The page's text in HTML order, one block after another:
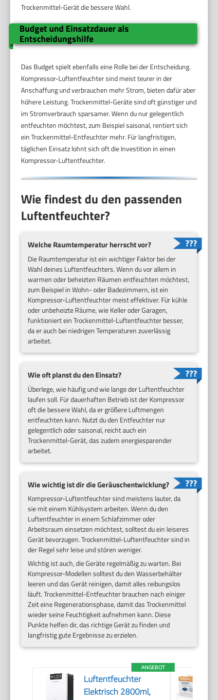
Trockenmittel-Gerät die bessere Wahl.
Budget und Einsatzdauer als
Entscheidungshilfe
Das Budget spielt ebenfalls eine Rolle bei der Entscheidung.
Kompressor-Luftentfeuchter sind meist teurer in der
Anschaffung und verbrauchen mehr Strom, bieten dafür aber
höhere Leistung. Trockenmittel-Geräte sind oft günstiger und
im Stromverbrauch sparsamer. Wenn du nur gelegentlich
entfeuchten möchtest, zum Beispiel saisonal, rentiert sich
ein Trockenmittel-Entfeuchter mehr. Für langfristigen,
täglichen Einsatz lohnt sich oft die Investition in einen
Kompressor-Luftentfeuchter.
Wie findest du den passenden
Luftentfeuchter?
Welche Raumtemperatur herrscht vor?
Die Raumtemperatur ist ein wichtiger Faktor bei der
Wahl deines Luftentfeuchters. Wenn du vor allem in
warmen oder beheizten Räumen entfeuchten möchtest,
zum Beispiel in Wohn- oder Badezimmern, ist ein
Kompressor-Luftentfeuchter meist effektiver. Für kühle
oder unbeheizte Räume, wie Keller oder Garagen,
funktioniert ein Trockenmittel-Luftentfeuchter besser,
da er auch bei niedrigen Temperaturen zuverlässig
arbeitet.
Wie oft planst du den Einsatz?
Überlege, wie häufig und wie lange der Luftentfeuchter
laufen soll. Für dauerhaften Betrieb ist der Kompressor
oft die bessere Wahl, da er größere Luftmengen
entfeuchten kann. Nutzt du den Entfeuchter nur
gelegentlich oder saisonal, reicht auch ein
Trockenmittel-Gerät, das zudem energiesparender
arbeitet.
Wie wichtig ist dir die Geräuschentwicklung?
Kompressor-Luftentfeuchter sind meistens lauter, da
sie mit einem Kühlsystem arbeiten. Wenn du den
Luftentfeuchter in einem Schlafzimmer oder
Arbeitsraum einsetzen möchtest, solltest du ein leiseres
Gerät bevorzugen. Trockenmittel-Luftentfeuchter sind in
der Regel sehr leise und stören weniger.
Wichtig ist auch, die Geräte regelmäßig zu warten. Bei
Kompressor-Modellen solltest du den Wasserbehälter
leeren und das Gerät reinigen, damit alles reibungslos
läuft. Trockenmittel-Entfeuchter brauchen nach einiger
Zeit eine Regenerationsphase, damit das Trockenmittel
wieder seine Feuchtigkeit aufnehmen kann. Diese
Punkte helfen dir, das richtige Gerät zu finden und
langfristig gute Ergebnisse zu erzielen.
ANGEBOT
Luftentfeuchter
Elektrisch 2800ml,